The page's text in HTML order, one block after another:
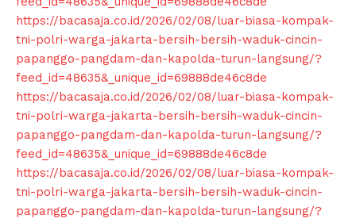
SUBSCRIBE NOW
https://bacasaja.co.id/2026/02/08/luar-biasa-kompak-
tni-polri-warga-jakarta-bersih-bersih-waduk-cincin-
papanggo-pangdam-dan-kapolda-turun-langsung/?
feed_id=48635&_unique_id=69888de46c8de
https://bacasaja.co.id/2026/02/08/luar-biasa-kompak-
tni-polri-warga-jakarta-bersih-bersih-waduk-cincin-
papanggo-pangdam-dan-kapolda-turun-langsung/?
feed_id=48635&_unique_id=69888de46c8de
https://bacasaja.co.id/2026/02/08/luar-biasa-kompak-
tni-polri-warga-jakarta-bersih-bersih-waduk-cincin-
papanggo-pangdam-dan-kapolda-turun-langsung/?